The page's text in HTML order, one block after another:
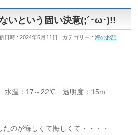
いという固い決意(;´･ω･)!!
日時 : 2024年6月11日 カテゴリー :海のお話
温：17～22℃ 透明度：15m
のが悔しくて悔しくて・・・・